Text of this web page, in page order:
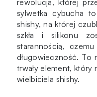
rewolucją, której
sylwetka cybucha
shishy, na której
szkła i silikonu
starannością,
długowieczność. To
trwały element, który
wielbiciela shishy.